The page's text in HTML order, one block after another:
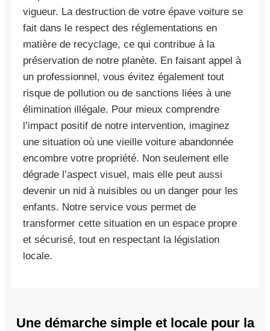
vigueur. La destruction de votre épave voiture se
fait dans le respect des réglementations en
matière de recyclage, ce qui contribue à la
préservation de notre planète. En faisant appel à
un professionnel, vous évitez également tout
risque de pollution ou de sanctions liées à une
élimination illégale. Pour mieux comprendre
l’impact positif de notre intervention, imaginez
une situation où une vieille voiture abandonnée
encombre votre propriété. Non seulement elle
dégrade l’aspect visuel, mais elle peut aussi
devenir un nid à nuisibles ou un danger pour les
enfants. Notre service vous permet de
transformer cette situation en un espace propre
et sécurisé, tout en respectant la législation
locale.
Une démarche simple et locale pour la